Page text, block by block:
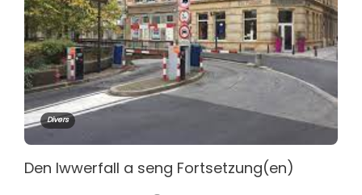
Divers
Den Iwwerfall a seng Fortsetzung(en)